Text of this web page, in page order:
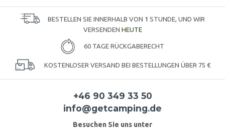
BESTELLEN SIE INNERHALB VON 1 STUNDE, UND WIR
VERSENDEN HEUTE
60 TAGE RÜCKGABERECHT
KOSTENLOSER VERSAND BEI BESTELLUNGEN ÜBER 75 €
+46 90 349 33 50
info@getcamping.de
Besuchen Sie uns unter